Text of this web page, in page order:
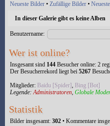
Neueste Bilder • Zufällige Bilder •
In dieser Galerie gibt es keine Alben
Benutzername:
Wer ist online?
Insgesamt sind 144 Besucher online: 2
Der Besucherrekord liegt bei 5267
Mitglieder: Baidu [Spider], Bing [Bot]
Legende:Administratoren, Globale
Statistik
Bilder insgesamt: 302 • Kommentare